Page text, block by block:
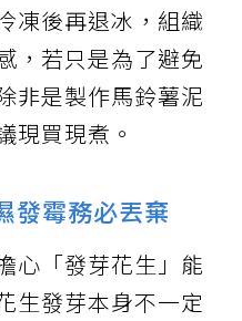
凍後再退冰，組織
，若只是為了避免
非是製作馬鈴薯泥
現買現煮。
發霉務必丟棄
心「發芽花生」能
生發芽本身不一定